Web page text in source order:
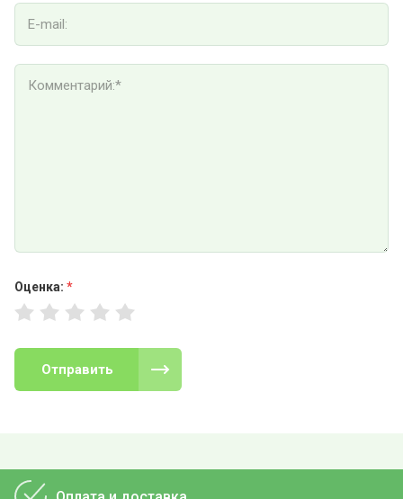
Оценка: *
Отправить